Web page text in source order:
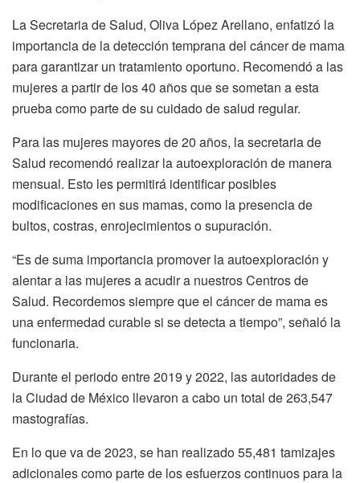
La Secretaria de Salud, Oliva López Arellano, enfatizó la
importancia de la detección temprana del cáncer de mama
para garantizar un tratamiento oportuno. Recomendó a las
mujeres a partir de los 40 años que se sometan a esta
prueba como parte de su cuidado de salud regular.
Para las mujeres mayores de 20 años, la secretaria de
Salud recomendó realizar la autoexploración de manera
mensual. Esto les permitirá identificar posibles
modificaciones en sus mamas, como la presencia de
bultos, costras, enrojecimientos o supuración.
“Es de suma importancia promover la autoexploración y
alentar a las mujeres a acudir a nuestros Centros de
Salud. Recordemos siempre que el cáncer de mama es
una enfermedad curable si se detecta a tiempo”, señaló la
funcionaria.
Durante el periodo entre 2019 y 2022, las autoridades de
la Ciudad de México llevaron a cabo un total de 263,547
mastografías.
En lo que va de 2023, se han realizado 55,481 tamizajes
adicionales como parte de los esfuerzos continuos para la